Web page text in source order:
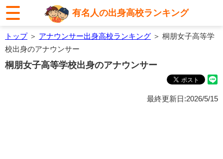
有名人の出身高校ランキング
トップ＞ アナウンサー出身高校ランキング ＞ 桐朋女子高等学
校出身のアナウンサー
桐朋女子高等学校出身のアナウンサー
最終更新日:2026/5/15